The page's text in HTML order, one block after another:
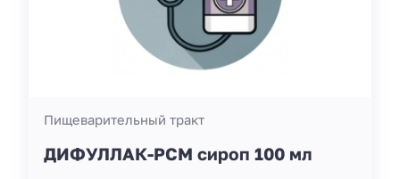
Пищеварительный тракт
ДИФУЛЛАК-РСМ сироп 100 мл